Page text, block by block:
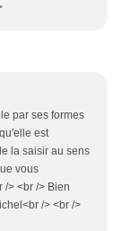
par ses formes
est
la saisir au sens
vous
/> <br /> Bien
/> <br />